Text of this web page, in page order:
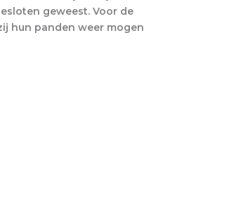
geweest. Voor de
hun panden weer mogen